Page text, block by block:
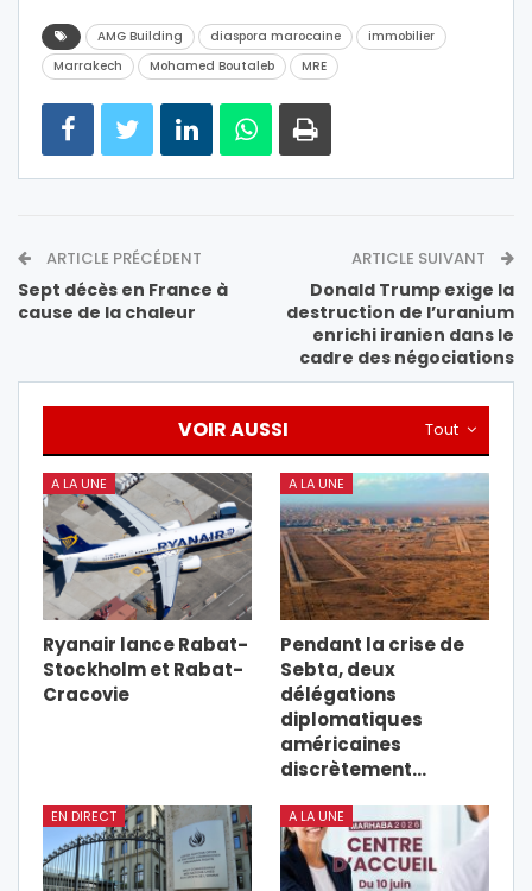
AMG Building diaspora marocaine
immobilier
Marrakech
Mohamed Boutaleb MRE
ARTICLE PRÉCÉDENT
Sept décès en France à
cause de la chaleur
ARTICLE SUIVANT
Donald Trump exige la
destruction de l’uranium
enrichi iranien dans le
cadre des négociations
Tout
VOIR AUSSI
A LA UNE
Ryanair lance Rabat-
Stockholm et Rabat-
Cracovie
A LA UNE
Pendant la crise de
Sebta, deux
délégations
diplomatiques
américaines
discrètement…
EN DIRECT A LA UNE